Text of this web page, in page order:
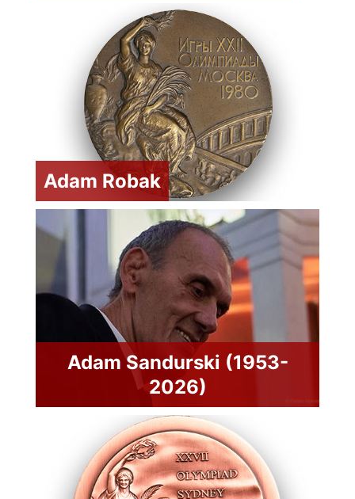
Adam Robak
Adam Sandurski (1953-
2026)